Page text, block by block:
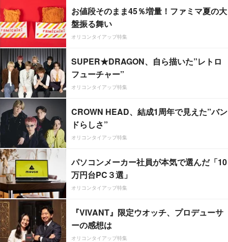
お値段そのまま45％増量！ファミマ夏の大
盤振る舞い
オリコンタイアップ特集
SUPER★DRAGON、自ら描いた”レトロ
フューチャー”
オリコンタイアップ特集
CROWN HEAD、結成1周年で見えた”バン
ドらしさ”
オリコンタイアップ特集
パソコンメーカー社員が本気で選んだ「10
万円台PC３選」
オリコンタイアップ特集
『VIVANT』限定ウオッチ、プロデューサ
ーの感想は
オリコンタイアップ特集